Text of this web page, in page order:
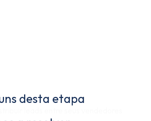
desta etapa